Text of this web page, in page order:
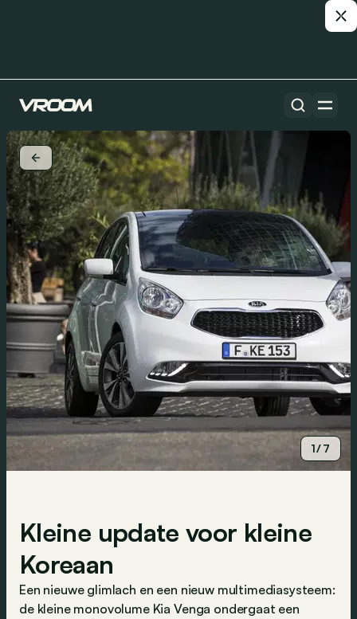
1/7
Kleine update voor kleine
Koreaan
Een nieuwe glimlach en een nieuw multimediasysteem:
de kleine monovolume Kia Venga ondergaat een